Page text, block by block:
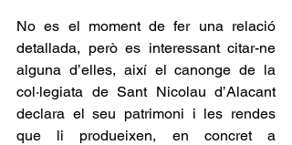
No es el moment de fer una relació
detallada, però es interessant citar-ne
alguna d’elles, així el canonge de la
col·legiata de Sant Nicolau d’Alacant
declara el seu patrimoni i les rendes
que li produeixen, en concret a